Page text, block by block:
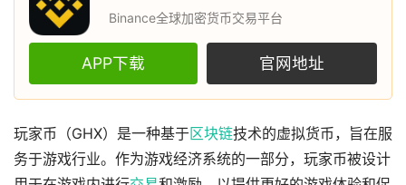
Binance全球加密货币交易平台
APP下载 官网地址
玩家币（GHX）是一种基于区块链技术的虚拟货币，旨在服
务于游戏行业。作为游戏经济系统的一部分，玩家币被设计